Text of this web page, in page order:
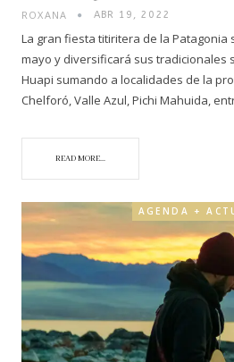
ROXANA ABR 19, 2022
La gran fiesta titiritera de la Patagonia
mayo y diversificará sus tradicionales
Huapi sumando a localidades de la
Chelforó, Valle Azul, Pichi Mahuida,
READ MORE...